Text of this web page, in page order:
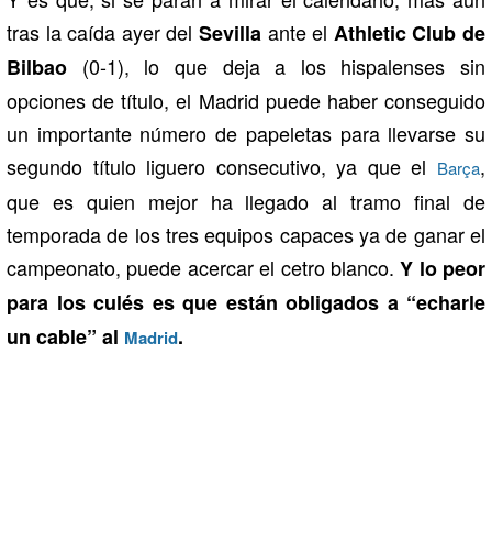
tras la caída ayer del Sevilla ante el Athletic Club de
Bilbao (0-1), lo que deja a los hispalenses sin
opciones de título, el Madrid puede haber conseguido
un importante número de papeletas para llevarse su
segundo título liguero consecutivo, ya que el Barça,
que es quien mejor ha llegado al tramo final de
temporada de los tres equipos capaces ya de ganar el
campeonato, puede acercar el cetro blanco.Y lo peor
para los culés es que están obligados a “echarle
un cable” al Madrid.